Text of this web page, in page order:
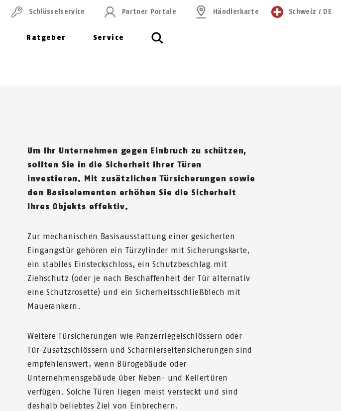
Ratgeber Service
Schlüssel­service Partner Portale Händlerkarte Schweiz / DE
Um Ihr Unternehmen gegen Einbruch zu schützen,
sollten Sie in die Sicherheit Ihrer Türen
investieren. Mit zusätzlichen Türsicherungen sowie
den Basiselementen erhöhen Sie die Sicherheit
Ihres Objekts effektiv.
Zur mechanischen Basisausstattung einer gesicherten
Eingangstür gehören ein Türzylinder mit Sicherungskarte,
ein stabiles Einsteckschloss, ein Schutzbeschlag mit
Ziehschutz (oder je nach Beschaffenheit der Tür alternativ
eine Schutzrosette) und ein Sicherheitsschließblech mit
Mauerankern.
Weitere Türsicherungen wie Panzerriegelschlössern oder
Tür-Zusatzschlössern und Scharnierseitensicherungen sind
empfehlenswert, wenn Bürogebäude oder
Unternehmensgebäude über Neben- und Kellertüren
verfügen. Solche Türen liegen meist versteckt und sind
deshalb beliebtes Ziel von Einbrechern.